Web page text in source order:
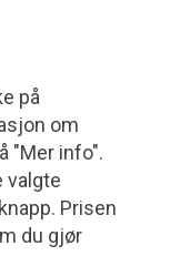
på
om
"Mer info".
valgte
Prisen
du gjør